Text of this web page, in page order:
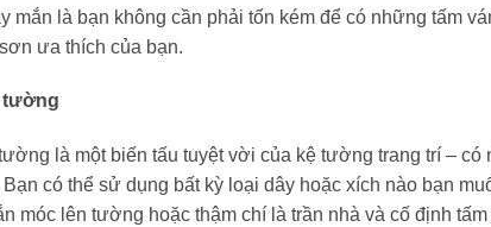
mắn là bạn không cần phải tốn kém để có những tấm
ưa thích của bạn.
tường
là một biến tấu tuyệt vời của kệ tường trang trí – có
có thể sử dụng bất kỳ loại dây hoặc xích nào bạn
móc lên tường hoặc thậm chí là trần nhà và cố định tấm